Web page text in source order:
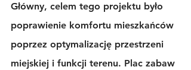
Główny, celem tego projektu było
poprawienie komfortu mieszkańców
poprzez optymalizację przestrzeni
miejskiej i funkcji terenu. Plac zabaw